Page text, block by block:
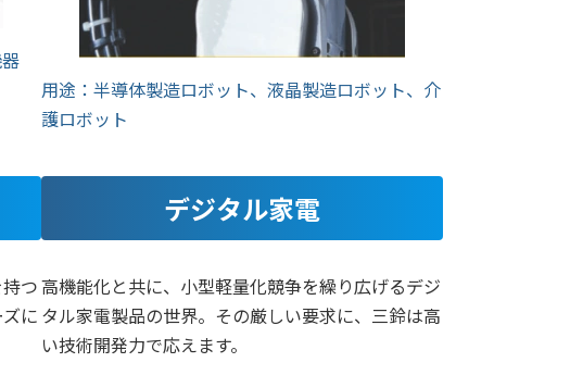
用途：半導体製造ロボット、液晶製造ロボット、介
護ロボット
つ
に
デジタル家電
高機能化と共に、小型軽量化競争を繰り広げるデジ
タル家電製品の世界。その厳しい要求に、三鈴は高
い技術開発力で応えます。